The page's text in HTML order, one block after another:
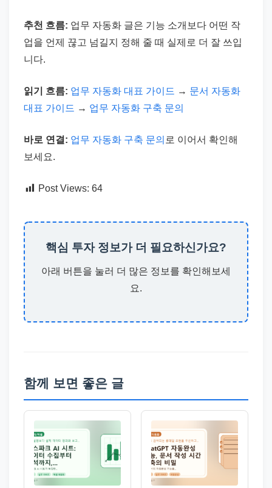
추천 흐름: 업무 자동화 글은 기능 소개보다 어떤 작
업을 언제 끊고 넘길지 정해 줄 때 실제로 더 잘 쓰입
니다.
읽기 흐름: 업무 자동화 대표 가이드 → 문서 자동화
대표 가이드 → 업무 자동화 구축 문의
바로 연결: 업무 자동화 구축 문의 로 이어서 확인해
보세요.
Post Views: 64
핵심 투자 정보가 더 필요하신가요?
아래 버튼을 눌러 더 많은 정보를 확인해보세
요.
함께 보면 좋은 글